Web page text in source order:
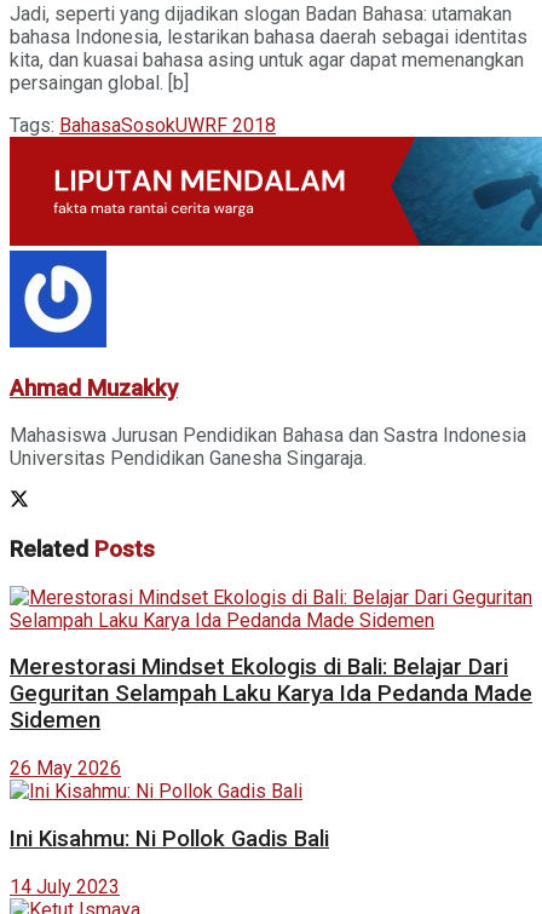
Jadi, seperti yang dijadikan slogan Badan Bahasa: utamakan
bahasa Indonesia, lestarikan bahasa daerah sebagai identitas
kita, dan kuasai bahasa asing untuk agar dapat memenangkan
persaingan global. [b]
Tags: BahasaSosokUWRF 2018
Ahmad Muzakky
Mahasiswa Jurusan Pendidikan Bahasa dan Sastra Indonesia
Universitas Pendidikan Ganesha Singaraja.
Related Posts
Merestorasi Mindset Ekologis di Bali: Belajar Dari
Geguritan Selampah Laku Karya Ida Pedanda Made
Sidemen
26 May 2026
Ini Kisahmu: Ni Pollok Gadis Bali
14 July 2023